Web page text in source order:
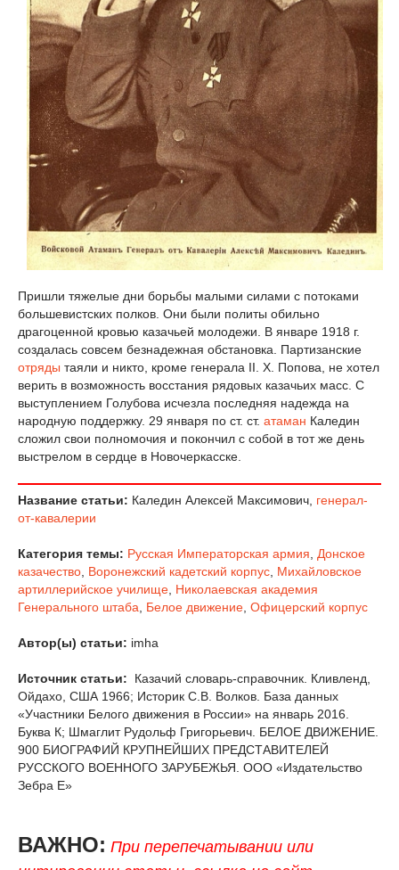
Пришли тяжелые дни борьбы малыми силами с потоками
большевистских полков. Они были политы обильно
драгоценной кровью казачьей молодежи. В январе 1918 г.
создалась совсем безнадежная обстановка. Партизанские
отряды таяли и никто, кроме генерала II. X. Попова, не хотел
верить в возможность восстания рядовых казачьих масс. С
выступлением Голубова исчезла последняя надежда на
народную поддержку. 29 января по ст. ст. атаман Каледин
сложил свои полномочия и покончил с собой в тот же день
выстрелом в сердце в Новочеркасске.
Название статьи: Каледин Алексей Максимович, генерал-
от-кавалерии
Категория темы: Русская Императорская армия, Донское
казачество, Воронежский кадетский корпус, Михайловское
артиллерийское училище, Николаевская академия
Генерального штаба, Белое движение, Офицерский корпус
Автор(ы) статьи: imha
Источник статьи:
Казачий словарь-справочник. Кливленд,
Ойдахо, США 1966; Историк С.В. Волков. База данных
«Участники Белого движения в России» на январь 2016.
Буква К; Шмаглит Рудольф Григорьевич. БЕЛОЕ ДВИЖЕНИЕ.
900 БИОГРАФИЙ КРУПНЕЙШИХ ПРЕДСТАВИТЕЛЕЙ
РУССКОГО ВОЕННОГО ЗАРУБЕЖЬЯ. ООО «Издательство
Зебра Е»
ВАЖНО: При перепечатывании или